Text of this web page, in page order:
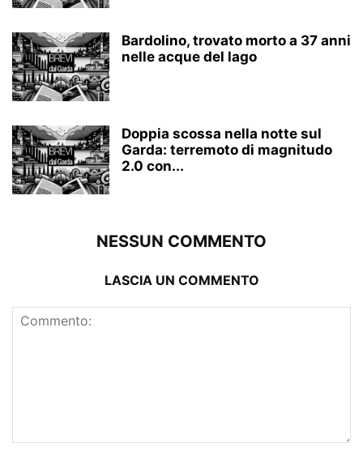
Bardolino, trovato morto a 37 anni
nelle acque del lago
Doppia scossa nella notte sul
Garda: terremoto di magnitudo
2.0 con...
NESSUN COMMENTO
LASCIA UN COMMENTO